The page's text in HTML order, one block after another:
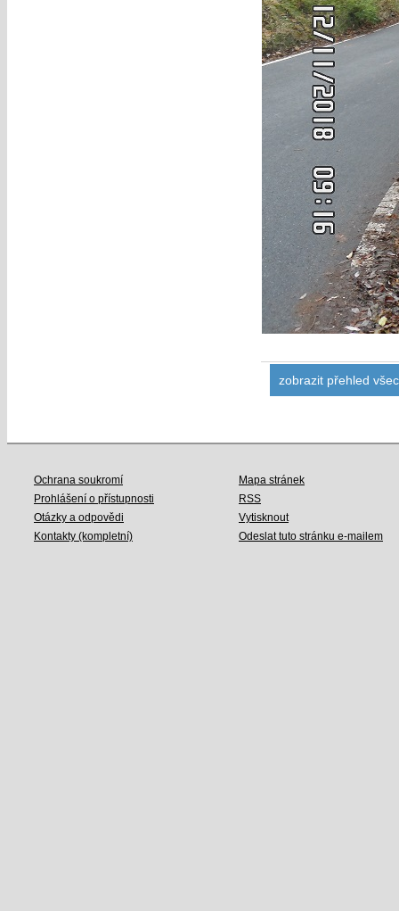
zobrazit přehled
Ochrana soukromí
Prohlášení o přístupnosti
Otázky a odpovědi
Kontakty (kompletní)
Mapa stránek
RSS
Vytisknout
Odeslat tuto stránku e-mailem